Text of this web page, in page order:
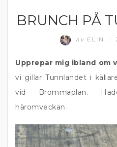
ÄTA UTE
BRUNCH PÅ
av ELIN
Upprepar mig ibland om
vi gillar Tunnlandet i
vid Brommaplan.
häromveckan.